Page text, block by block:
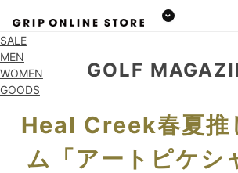
SALE
MEN
WOMEN
GOODS
GOLF
Heal Creek春夏推
ム「アートピケシ